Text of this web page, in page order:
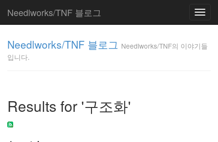
Needlworks/TNF 블로그
Needlworks/TNF 블로그 Needlworks/TNF의 이야기들
입니다.
Results for '구조화'
의 이야기들입니
Tag
Cloud
웹